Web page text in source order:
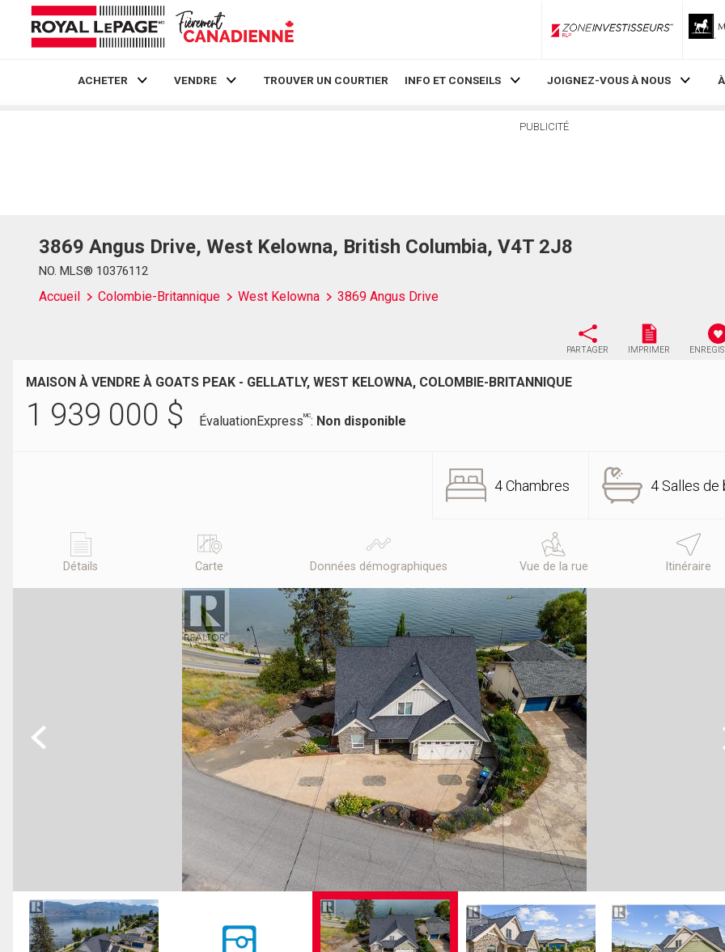
ZoneInvestisseurs RLP
ACHETER VENDRE TROUVER UN COURTIER INFO ET CONSEILS JOIGNEZ-VOUS À NOUS
PUBLICITÉ
3869 Angus Drive, West Kelowna, British Columbia, V4T 2J8
NO. MLS® 10376112
Accueil Colombie-Britannique West Kelowna 3869 Angus Drive
PARTAGER IMPRIMER
MAISON À VENDRE À GOATS PEAK - GELLATLY, WEST KELOWNA, COLOMBIE-BRITANNIQUE
1 939 000 $ ÉvaluationExpressMC: Non disponible
4 Chambres 4 Salles de
Détails Carte Données démographiques Vue de la rue Itinéraire
Previous